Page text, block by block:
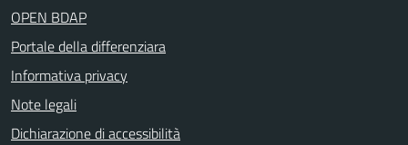
OPEN BDAP
Portale della differenziara
Informativa privacy
Note legali
Dichiarazione di accessibilità